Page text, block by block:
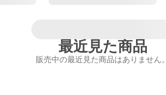
最近見た商品
販売中の最近見た商品はありません。